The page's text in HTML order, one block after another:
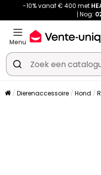
-10% vanaf € 400 met
Nog:
Menu
Dierenaccessoire Hond